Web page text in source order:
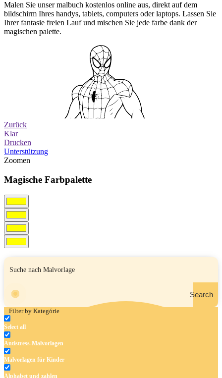
Malen Sie unser malbuch kostenlos online aus, direkt auf dem
bildschirm Ihres handys, tablets, computers oder laptops. Lassen Sie
Ihrer fantasie freien Lauf und mischen Sie jede farbe dank der
magischen palette.
Zurück
Klar
Drucken
Unterstützung
Zoomen
Magische Farbpalette
Search
Filter by Kategórie
Select all
Antistress-Malvorlagen
Malvorlagen für Kinder
Alphabet und zahlen